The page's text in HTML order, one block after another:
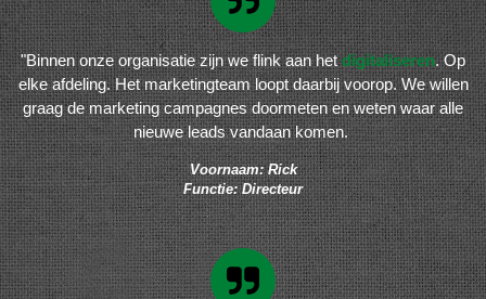
"Binnen onze organisatie zijn we flink aan hetdigitaliseren. Op
elke afdeling. Het marketingteam loopt daarbij voorop. We willen
graag de marketing campagnes doormeten en weten waar alle
nieuwe leads vandaan komen.
Voornaam: Rick
Functie: Directeur